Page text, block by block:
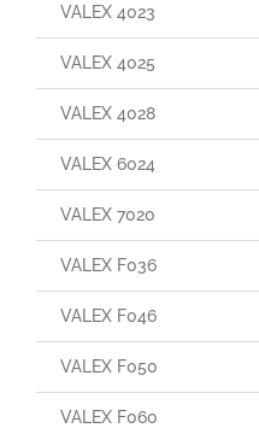
VALEX 4023
VALEX 4025
VALEX 4028
VALEX 6024
VALEX 7020
VALEX F036
VALEX F046
VALEX F050
VALEX F060